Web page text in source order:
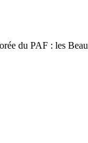
du PAF : les